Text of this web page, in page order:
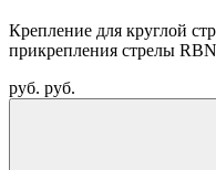
Крепление для круглой
прикрепления стрелы
руб. руб.